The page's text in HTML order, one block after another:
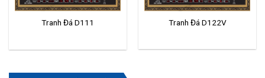
Tranh Đá D111 Tranh Đá D122V